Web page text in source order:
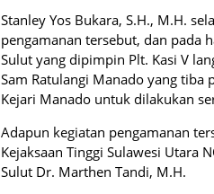
Stanley Yos Bukara, S.H., M.H.
pengamanan tersebut, dan pada
Sulut yang dipimpin Plt. Kasi V
Sam Ratulangi Manado yang
Kejari Manado untuk dilakukan
Adapun kegiatan pengamanan
Kejaksaan Tinggi Sulawesi Utara
Sulut Dr. Marthen Tandi, M.H.